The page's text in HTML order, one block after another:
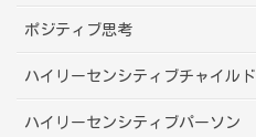
ポジティブ思考
ハイリーセンシティブチャイルド
ハイリーセンシティブパーソン